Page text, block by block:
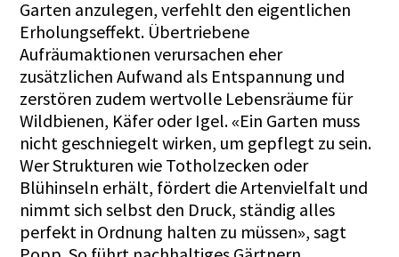
Garten anzulegen, verfehlt den eigentlichen
Erholungseffekt. Übertriebene
Aufräumaktionen verursachen eher
zusätzlichen Aufwand als Entspannung und
zerstören zudem wertvolle Lebensräume für
Wildbienen, Käfer oder Igel.«Ein Garten muss
nicht geschniegelt wirken, um gepflegt zu sein.
Wer Strukturen wie Totholzecken oder
Blühinseln erhält, fördert die Artenvielfalt und
nimmt sich selbst den Druck, ständig alles
perfekt in Ordnung halten zu müssen», sagt